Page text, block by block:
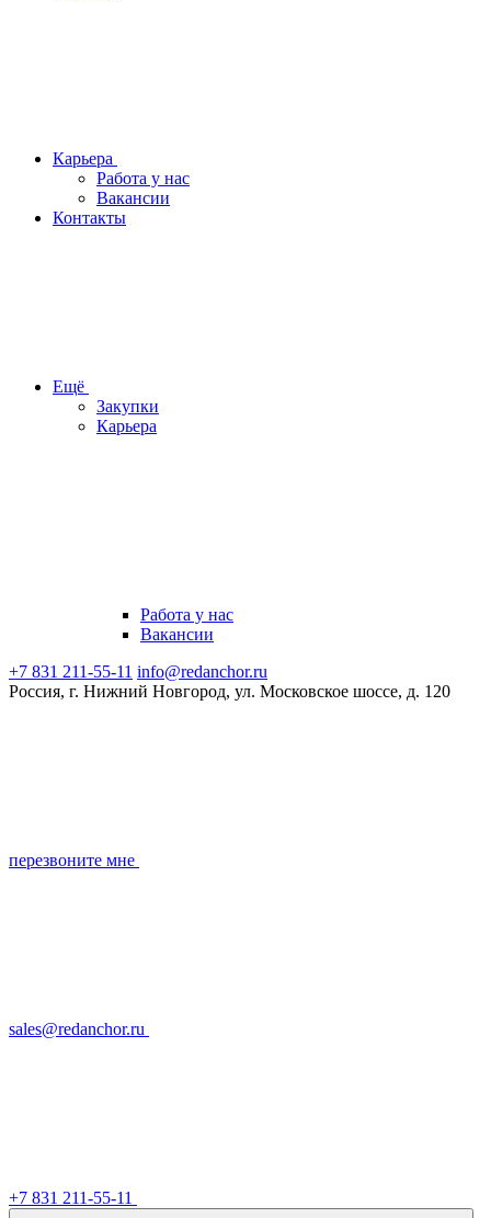
Карьера
Работа у нас
Вакансии
Контакты
Ещё
Закупки
Карьера
Работа у нас
Вакансии
+7 831 211-55-11 info@redanchor.ru
Россия, г. Нижний Новгород, ул. Московское шоссе, д. 120
перезвоните мне
sales@redanchor.ru
+7 831 211-55-11